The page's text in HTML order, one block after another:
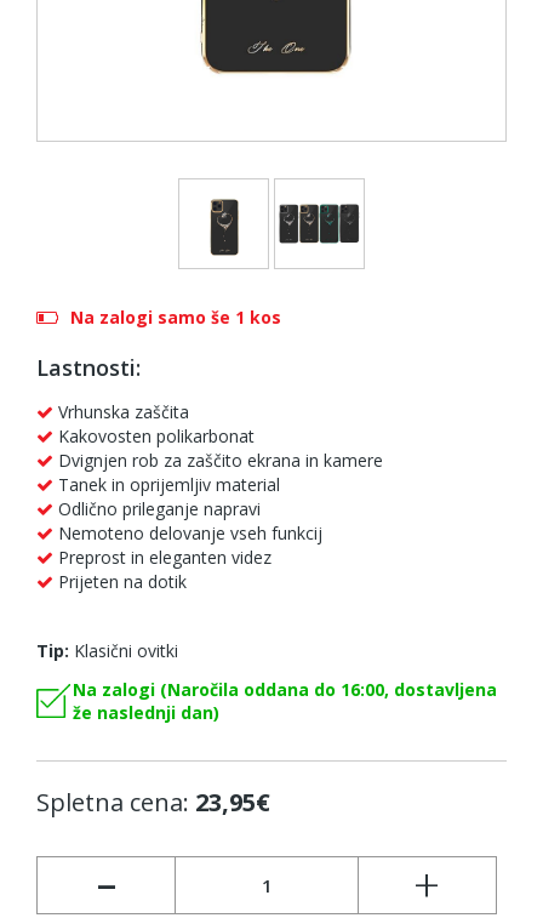
Na zalogi samo še 1 kos
Lastnosti:
Vrhunska zaščita
Kakovosten polikarbonat
Dvignjen rob za zaščito ekrana in kamere
Tanek in oprijemljiv material
Odlično prileganje napravi
Nemoteno delovanje vseh funkcij
Preprost in eleganten videz
Prijeten na dotik
Tip: Klasični ovitki
Na zalogi (Naročila oddana do 16:00, dostavljena
že naslednji dan)
Spletna cena: 23,95€
- +